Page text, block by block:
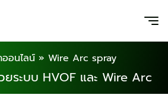
อนไลน์ » Wire Arc spray
ระบบ HVOF และ Wire Arc